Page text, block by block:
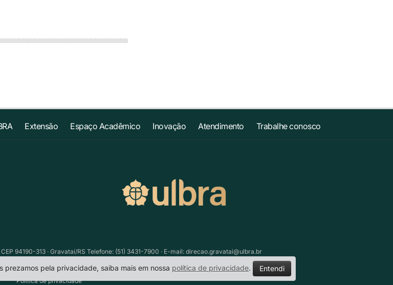
Extensão Espaço Acadêmico Inovação Atendimento Trabalhe conosco
94190-313 · Gravataí/RS Telefone: (51) 3431-7900 · E-mail: direcao.gravatai@ulbra.br
Política de privacidade
prezamos pela privacidade, saiba mais em nossa política de privacidade. Entendi